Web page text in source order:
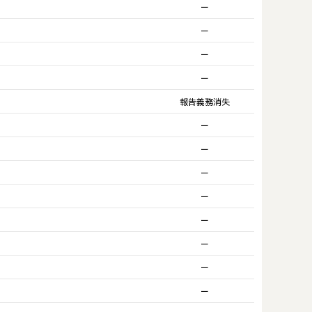
ー
ー
ー
ー
報告義務消失
ー
ー
ー
ー
ー
ー
ー
ー